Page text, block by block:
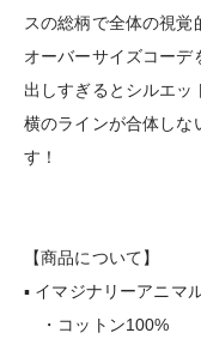
スの総柄で全体の視覚
オーバーサイズコーデ
出しすぎるとシルエッ
横のラインが合体しな
す！
【商品について】
▪︎ イマジナリーアニマ
・コットン100%